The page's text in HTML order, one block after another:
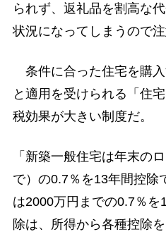
られず、返礼品を割高な
状況になってしまうので注
条件に合った住宅を購
と適用を受けられる「住
税効果が大きい制度だ。
「新築一般住宅は年末の
で）の0.7％を13年間控除
は2000万円までの0.7％を
除は、所得から各種控除